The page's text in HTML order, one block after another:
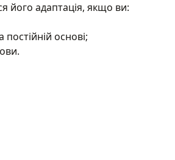
його адаптація, якщо ви:
основі;